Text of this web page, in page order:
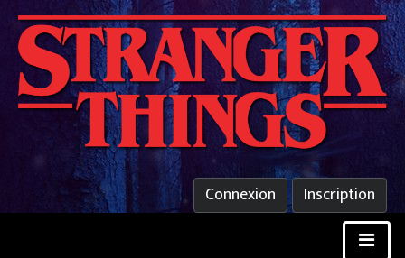
Inscription
Connexion